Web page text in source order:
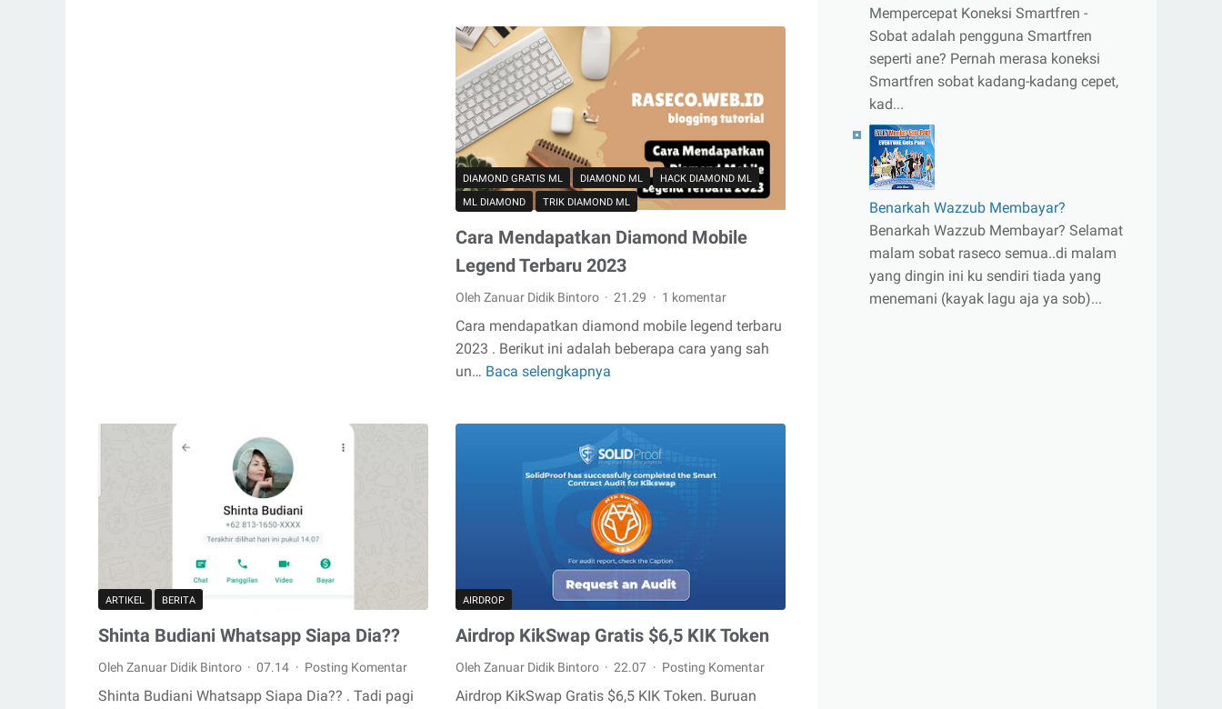
Antarkan
Bintoro
Raih
Juara
3
Krenova
Purworejo
2025
DIAMOND GRATIS ML DIAMOND ML
HACK DIAMOND ML
ML DIAMOND
TRIK DIAMOND ML
Cara Mendapatkan Diamond Mobile
Legend Terbaru 2023
Oleh Zanuar Didik Bintoro 21.29 1 komentar
Cara mendapatkan diamond mobile legend terbaru
2023 . Berikut ini adalah beberapa cara yang sah
un… Baca selengkapnya
Diamond
Legend
Terbaru
2023
ARTIKEL BERITA
Shinta Budiani Whatsapp Siapa Dia??
Oleh Zanuar Didik Bintoro 07.14 Posting Komentar
Shinta Budiani Whatsapp Siapa Dia?? . Tadi pagi
AIRDROP
Airdrop KikSwap Gratis $6,5 KIK Token
Oleh Zanuar Didik Bintoro 22.07 Posting Komentar
Airdrop KikSwap Gratis $6,5 KIK Token. Buruan
Mempercepat Koneksi Smartfren -
Sobat adalah pengguna Smartfren
seperti ane? Pernah merasa koneksi
Smartfren sobat kadang-kadang cepet,
kad...
Benarkah Wazzub Membayar?
Benarkah Wazzub Membayar? Selamat
malam sobat raseco semua..di malam
yang dingin ini ku sendiri tiada yang
menemani (kayak lagu aja ya sob)...